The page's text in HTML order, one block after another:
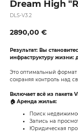
Dream High
DLS-V3.2
2890,00 €
Результат: Вы
инфраструктуру жизни:
Это оптимальный формат
сохраняя контроль над
Включает всё из пакета
🏠 Аренда жилья:
Поиск
Запись на
Юридическая